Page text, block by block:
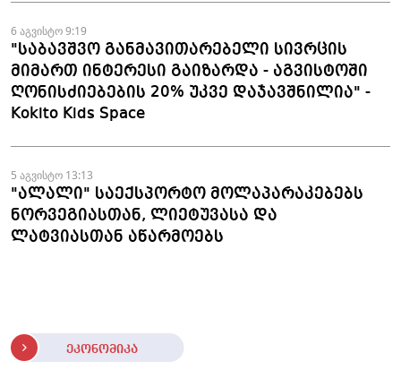
6 აგვისტო 9:19
"საბავშვო განმავითარებელი სივრცის
მიმართ ინტერესი გაიზარდა - აგვისტოში
ღონისძიებების 20% უკვე დაჯავშნილია" -
Kokito Kids Space
5 აგვისტო 13:13
"ალალი" საექსპორტო მოლაპარაკებებს
ნორვეგიასთან, ლიეტუვასა და
ლატვიასთან აწარმოებს
ეკონომიკა